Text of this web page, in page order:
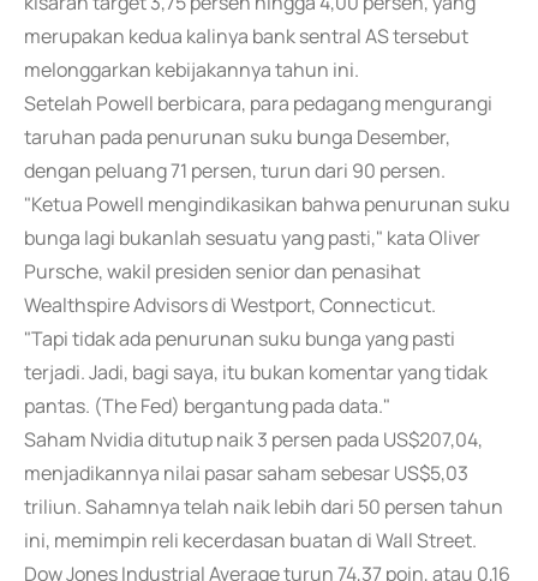
merupakan kedua kalinya bank sentral AS tersebut
melonggarkan kebijakannya tahun ini.
Setelah Powell berbicara, para pedagang mengurangi
taruhan pada penurunan suku bunga Desember,
dengan peluang 71 persen, turun dari 90 persen.
"Ketua Powell mengindikasikan bahwa penurunan suku
bunga lagi bukanlah sesuatu yang pasti," kata Oliver
Pursche, wakil presiden senior dan penasihat
Wealthspire Advisors di Westport, Connecticut.
"Tapi tidak ada penurunan suku bunga yang pasti
terjadi. Jadi, bagi saya, itu bukan komentar yang tidak
pantas. (The Fed) bergantung pada data."
Saham Nvidia ditutup naik 3 persen pada US$207,04,
menjadikannya nilai pasar saham sebesar US$5,03
triliun. Sahamnya telah naik lebih dari 50 persen tahun
ini, memimpin reli kecerdasan buatan di Wall Street.
Dow Jones Industrial Average turun 74,37 poin, atau 0,16